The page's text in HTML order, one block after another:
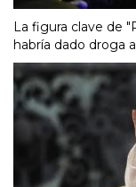
La figura clave de
habría dado droga